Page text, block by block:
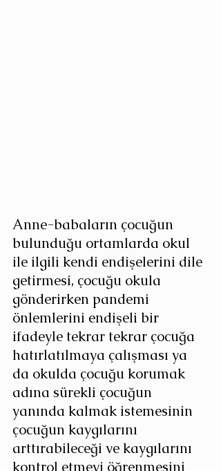
Anne-babaların çocuğun
bulunduğu ortamlarda okul
ile ilgili kendi endişelerini dile
getirmesi, çocuğu okula
gönderirken pandemi
önlemlerini endişeli bir
ifadeyle tekrar tekrar çocuğa
hatırlatılmaya çalışması ya
da okulda çocuğu korumak
adına sürekli çocuğun
yanında kalmak istemesinin
çocuğun kaygılarını
arttırabileceği ve kaygılarını
kontrol etmeyi öğrenmesini